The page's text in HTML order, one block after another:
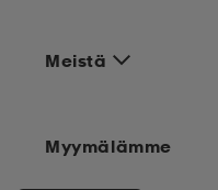
Meistä
Myymälämme